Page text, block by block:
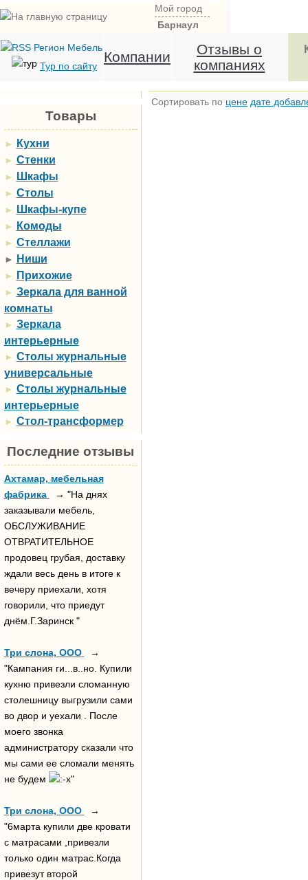
Мой город
Барнаул
Тур по сайту
Компании
Отзывы о
компаниях
Товары
► Кухни
► Стенки
► Шкафы
► Столы
► Шкафы-купе
► Комоды
► Стеллажи
► Ниши
► Прихожие
► Зеркала для ванной
комнаты
► Зеркала
интерьерные
► Столы журнальные
универсальные
► Столы журнальные
интерьерные
► Стол-трансформер
Последние отзывы
Ахтамар, мебельная
фабрика
→ "На днях
заказывали мебель,
ОБСЛУЖИВАНИЕ
ОТВРАТИТЕЛЬНОЕ
продовец грубая, доставку
ждали весь день в итоге к
вечеру приехали, хотя
говорили, что приедут
днём.Г.Заринск "
Три слона, ООО
→
"Кампания ги...в..но. Купили
кухню привезли сломанную
столешницу выгрузили сами
во двор и уехали . После
моего звонка
администратору сказали что
мы сами ее сломали менять
не будем
"
Три слона, ООО
→
"6марта купили две кровати
с матрасами ,привезли
только один матрас.Когда
привезут второй
Сортировать по цене дате